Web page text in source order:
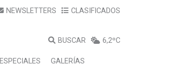
NEWSLETTERS CLASIFICADOS
BUSCAR 6,2ºC
ESPECIALES GALERÍAS